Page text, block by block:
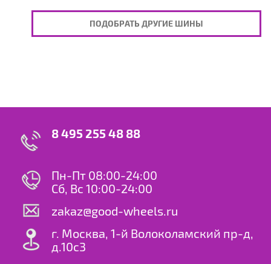
ПОДОБРАТЬ ДРУГИЕ ШИНЫ
8 495 255 48 88
Пн-Пт 08:00-24:00
Сб, Вс 10:00-24:00
zakaz@good-wheels.ru
г. Москва, 1-й Волоколамский пр-д,
д.10с3